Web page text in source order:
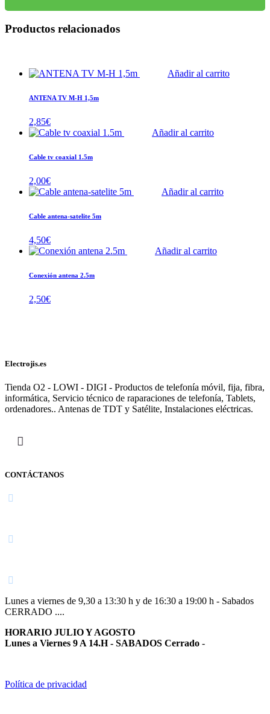
Productos relacionados
Añadir al carrito
ANTENA TV M-H 1,5m
2,85€
Añadir al carrito
Cable tv coaxial 1.5m
2,00€
Añadir al carrito
Cable antena-satelite 5m
4,50€
Añadir al carrito
Conexión antena 2.5m
2,50€
Electrojis.es
Tienda O2 - LOWI - DIGI - Productos de telefonía móvil, fija, fibra,
informática, Servicio técnico de raparaciones de telefonía, Tablets,
ordenadores.. Antenas de TDT y Satélite, Instalaciones eléctricas.
CONTÁCTANOS
Lunes a viernes de 9,30 a 13:30 h y de 16:30 a 19:00 h - Sabados
CERRADO ....
HORARIO JULIO Y AGOSTO
Lunes a Viernes 9 A 14.H - SABADOS Cerrado -
Política de privacidad